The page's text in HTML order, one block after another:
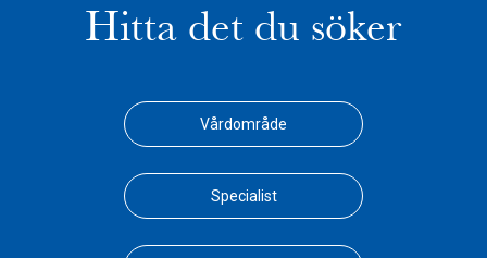
Hitta det du söker
Vårdområde
Specialist